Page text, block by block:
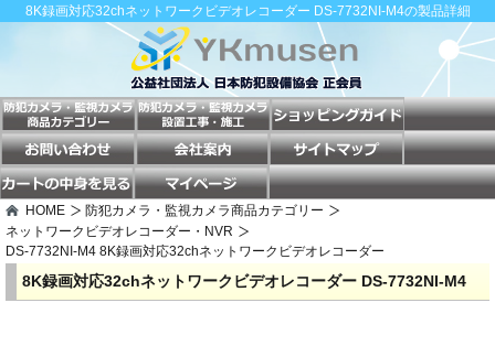
8K録画対応32chネットワークビデオレコーダー DS-7732NI-M4の製品詳細
HOME
防犯カメラ・監視カメラ商品カテゴリー
ネットワークビデオレコーダー・NVR
DS-7732NI-M4 8K録画対応32chネットワークビデオレコーダー
8K録画対応32chネットワークビデオレコーダー DS-7732NI-M4